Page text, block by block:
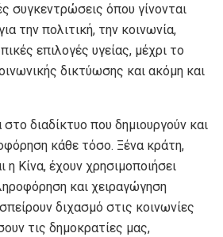
συγκεντρώσεις όπου γίνονται
την πολιτική, την κοινωνία,
επιλογές υγείας, μέχρι το
δικτύωσης και ακόμη και
διαδίκτυο που δημιουργούν και
κάθε τόσο. Ξένα κράτη,
η Κίνα, έχουν χρησιμοποιήσει
και χειραγώγηση
διχασμό στις κοινωνίες
τις δημοκρατίες μας,